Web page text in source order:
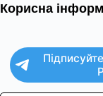
Корисна